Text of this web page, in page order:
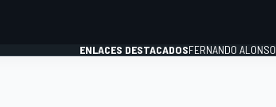
ENLACES DESTACADOSFERNANDO ALONSO